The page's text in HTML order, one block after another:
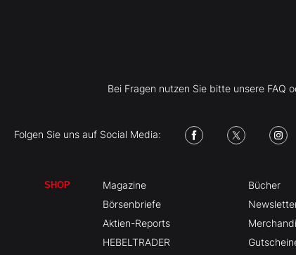
Bei Fragen nutzen Sie bitte unsere FAQ
Folgen Sie uns auf Social Media:
SHOP
Magazine
Börsenbriefe
Aktien-Reports
HEBELTRADER
Bücher